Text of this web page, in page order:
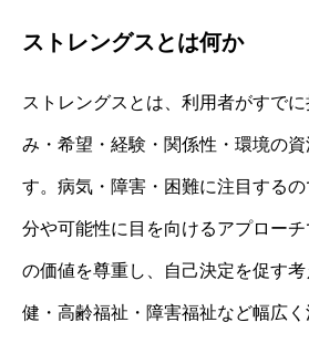
ストレングスとは何か
ストレングスとは、利用者がすで
み・希望・経験・関係性・環境の資
す。病気・障害・困難に注目する
分や可能性に目を向けるアプロー
の価値を尊重し、自己決定を促す
健・高齢福祉・障害福祉など幅広